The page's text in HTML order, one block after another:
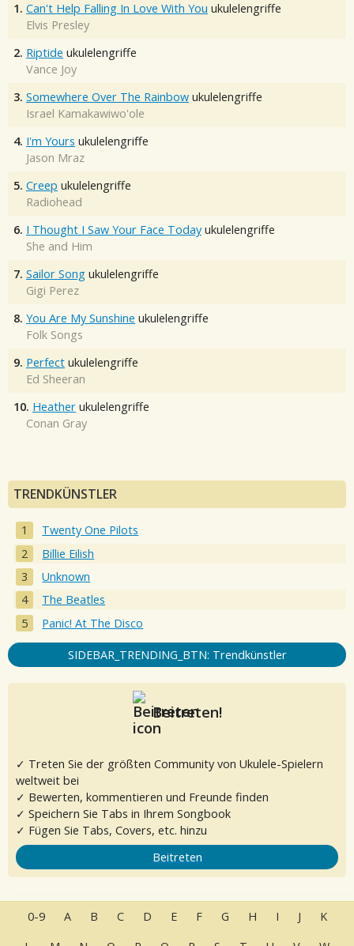
1. Can't Help Falling In Love With You ukulelengriffe
Elvis Presley
2. Riptide ukulelengriffe
Vance Joy
3. Somewhere Over The Rainbow ukulelengriffe
Israel Kamakawiwo'ole
4. I'm Yours ukulelengriffe
Jason Mraz
5. Creep ukulelengriffe
Radiohead
6. I Thought I Saw Your Face Today ukulelengriffe
She and Him
7. Sailor Song ukulelengriffe
Gigi Perez
8. You Are My Sunshine ukulelengriffe
Folk Songs
9. Perfect ukulelengriffe
Ed Sheeran
10. Heather ukulelengriffe
Conan Gray
TRENDKÜNSTLER
Twenty One Pilots
Billie Eilish
Unknown
The Beatles
Panic! At The Disco
SIDEBAR_TRENDING_BTN: Trendkünstler
Beitreten!
✓ Treten Sie der größten Community von Ukulele-Spielern
weltweit bei
✓ Bewerten, kommentieren und Freunde finden
✓ Speichern Sie Tabs in Ihrem Songbook
✓ Fügen Sie Tabs, Covers, etc. hinzu
Beitreten
0-9 A B C D E F G H I J
K